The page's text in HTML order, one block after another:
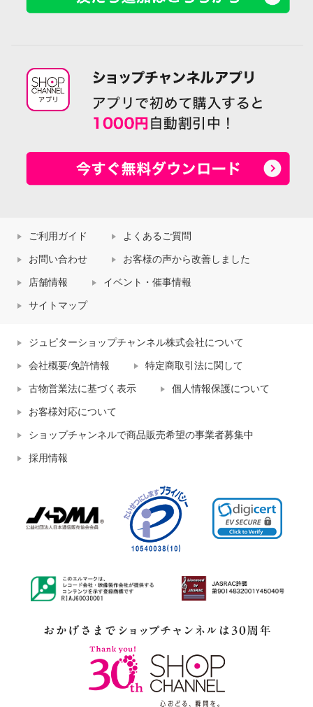
ご利用ガイド よくあるご質問
お問い合わせ お客様の声から改善しました
店舗情報 イベント・催事情報
サイトマップ
ジュピターショップチャンネル株式会社について
会社概要/免許情報 特定商取引法に関して
古物営業法に基づく表示 個人情報保護について
お客様対応について
ショップチャンネルで商品販売希望の事業者募集中
採用情報